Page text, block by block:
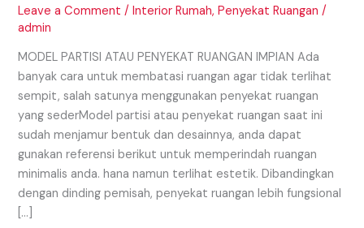
Leave a Comment /Interior Rumah,Penyekat Ruangan /
admin
MODEL PARTISI ATAU PENYEKAT RUANGAN IMPIAN Ada
banyak cara untuk membatasi ruangan agar tidak terlihat
sempit, salah satunya menggunakan penyekat ruangan
yang sederModel partisi atau penyekat ruangan saat ini
sudah menjamur bentuk dan desainnya, anda dapat
gunakan referensi berikut untuk memperindah ruangan
minimalis anda. hana namun terlihat estetik. Dibandingkan
dengan dinding pemisah, penyekat ruangan lebih fungsional
[…]
IMPIAN